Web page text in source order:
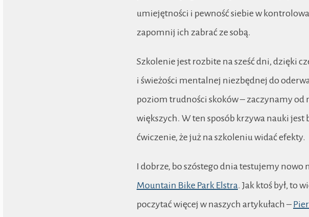
umiejętności i pewność siebie w
zapomnij ich zabrać ze sobą.
Szkolenie jest rozbite na sześć dni, dzięki
i świeżości mentalnej niezbędnej do
poziom trudności skoków – zaczynamy
większych. W ten sposób krzywa nauki jest
ćwiczenie, że już na szkoleniu widać efekty.
I dobrze, bo szóstego dnia testujemy
Mountain Bike Park Elstra. Jak ktoś był, to
poczytać więcej w naszych artykułach –